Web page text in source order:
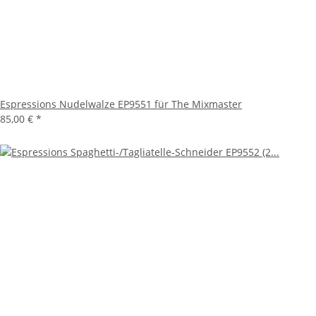
Espressions Nudelwalze EP9551 für The Mixmaster
85,00 € *